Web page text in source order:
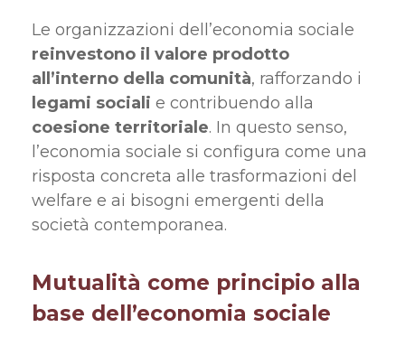
Le organizzazioni dell’economia sociale
reinvestono il valore prodotto
all’interno della comunità, rafforzando i
legami sociali e contribuendo alla
coesione territoriale. In questo senso,
l’economia sociale si configura come una
risposta concreta alle trasformazioni del
welfare e ai bisogni emergenti della
società contemporanea.
Mutualità come principio alla
base dell’economia sociale